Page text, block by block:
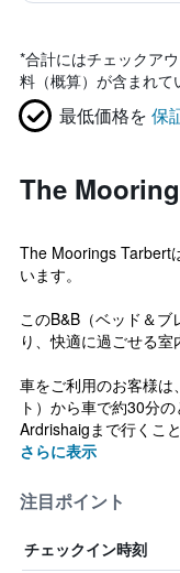
*合計にはチェックア
料（概算）が含まれて
最低価格を 保
The
The Moorings Tarbert
います。
このB&B（ベッド＆
り、快適に過ごせる室
車をご利用のお客様は
ト）から車で約30分
Ardrishaigまで行くこ
さらに表示
注目ポイント
チェックイン時刻